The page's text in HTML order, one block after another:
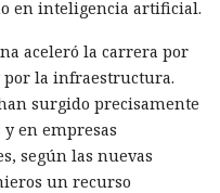
en inteligencia artificial.
aceleró la carrera por
por la infraestructura.
surgido precisamente
en empresas
según las nuevas
un recurso